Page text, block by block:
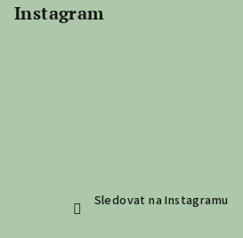
Instagram
Sledovat na Instagramu